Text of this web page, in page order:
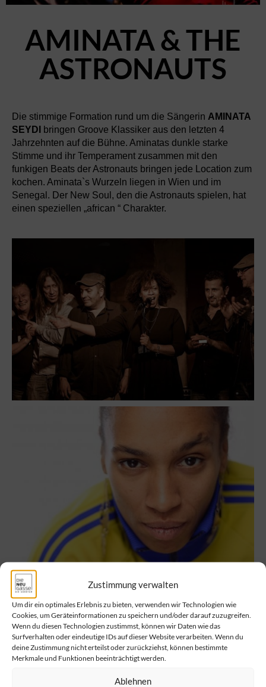
Zustimmung verwalten
Um dir ein optimales Erlebnis zu bieten, verwenden wir Technologien wie
Cookies, um Geräteinformationen zu speichern und/oder darauf zuzugreifen.
Wenn du diesen Technologien zustimmst, können wir Daten wie das
Surfverhalten oder eindeutige IDs auf dieser Website verarbeiten. Wenn du
deine Zustimmung nicht erteilst oder zurückziehst, können bestimmte
Merkmale und Funktionen beeinträchtigt werden.
Ablehnen
AMINATA & THE
ASTRONAUTS
Die stimmige Formation rund um die Sängerin AMINATA
SEYDI
bringen Groove Klassiker aus den letzten 4
Jahrzehnten auf die Bühne. Aminatas dunkle starke
Stimme und ihr Temperament zusammen mit den
funkigen Beats der Astronauts bringen jede Location zum
kochen. Aminata`s Wurzeln liegen in Wien und im
Senegal. Der New Soul, den die Astronauts spielen, hat
einen speziellen „african “ Charakter.